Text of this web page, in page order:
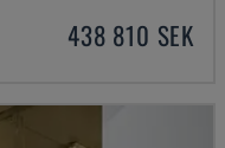
438 810 SEK